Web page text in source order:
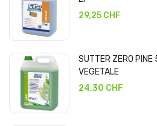
29,25 CHF
SUTTER ZERO PINE
VEGETALE
24,30 CHF